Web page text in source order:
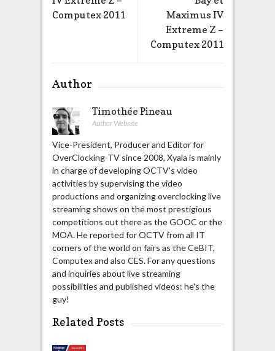
Maximus IV
Extreme Z –
Computex 2011
Computex 2011
Author
Timothée Pineau
Author Website
Vice-President, Producer and Editor for
OverClocking-TV since 2008, Xyala is mainly
in charge of developing OCTV's video
activities by supervising the video
productions and organizing overclocking live
streaming shows on the most prestigious
competitions out there as the GOOC or the
MOA. He reported for OCTV from all IT
corners of the world on fairs as the CeBIT,
Computex and also CES. For any questions
and inquiries about live streaming
possibilities and published videos: he's the
guy!
Related Posts